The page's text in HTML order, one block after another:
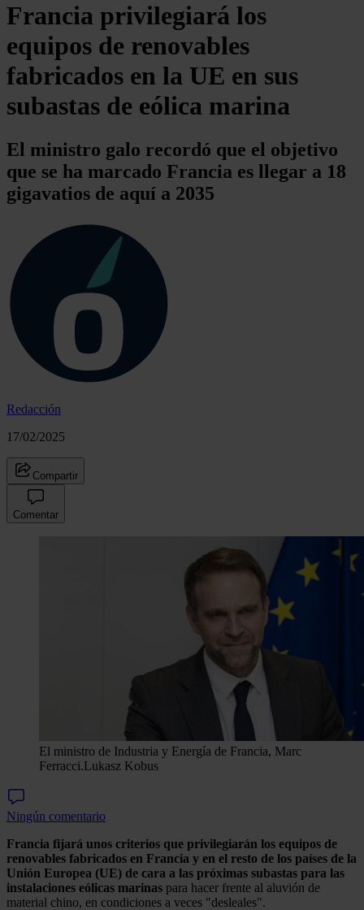
Francia privilegiará los
equipos de renovables
fabricados en la UE en sus
subastas de eólica marina
El ministro galo recordó que el objetivo
que se ha marcado Francia es llegar a 18
gigavatios de aquí a 2035
Redacción
17/02/2025
Compartir
Comentar
El ministro de Industria y Energía de Francia, Marc
Ferracci.Lukasz Kobus
Ningún comentario
Francia fijará unos criterios que privilegiarán los equipos de
renovables fabricados en Francia y en el resto de los países de la
Unión Europea (UE) de cara a las próximas subastas para las
instalaciones eólicas marinas para hacer frente al aluvión de
material chino, en condiciones a veces "desleales".